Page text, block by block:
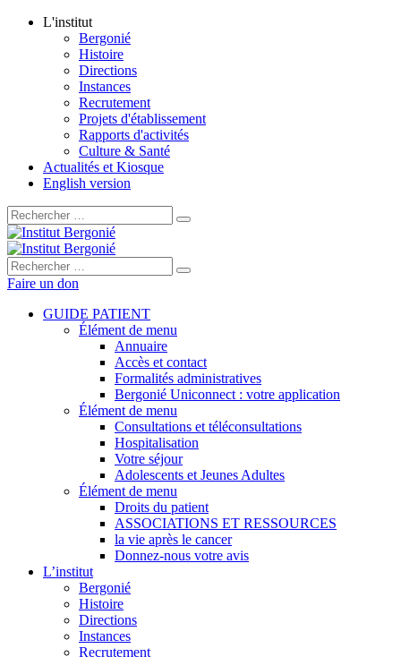
L'institut
Bergonié
Histoire
Directions
Instances
Recrutement
Projets d'établissement
Rapports d'activités
Culture & Santé
Actualités et Kiosque
English version
Rechercher :
Rechercher :
Faire un don
GUIDE PATIENT
Élément de menu
Annuaire
Accès et contact
Formalités administratives
Bergonié Uniconnect : votre application
Élément de menu
Consultations et téléconsultations
Hospitalisation
Votre séjour
Adolescents et Jeunes Adultes
Élément de menu
Droits du patient
ASSOCIATIONS ET RESSOURCES
la vie après le cancer
Donnez-nous votre avis
L’institut
Bergonié
Histoire
Directions
Instances
Recrutement